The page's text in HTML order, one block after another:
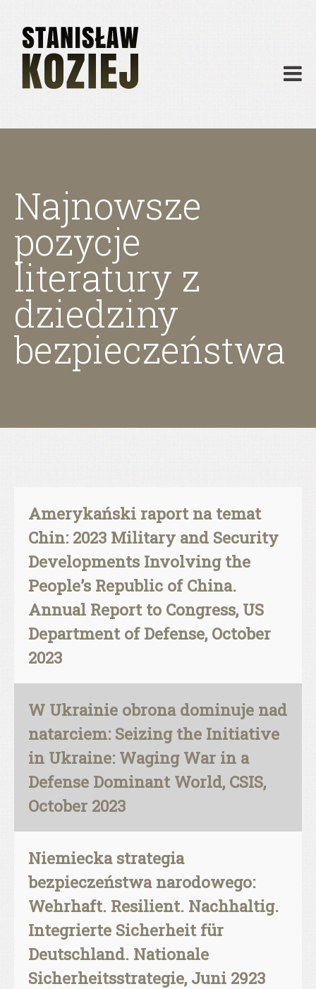
Publikacje
Działalność
Materiały dydaktyczne
Najnowsze
pozycje
literatury z
dziedziny
bezpieczeństwa
Amerykański raport na temat
Chin: 2023 Military and Security
Developments Involving the
People’s Republic of China.
Annual Report to Congress, US
Department of Defense, October
2023
W Ukrainie obrona dominuje nad
natarciem: Seizing the Initiative
in Ukraine: Waging War in a
Defense Dominant World, CSIS,
October 2023
Niemiecka strategia
bezpieczeństwa narodowego:
Wehrhaft. Resilient. Nachhaltig.
Integrierte Sicherheit für
Deutschland. Nationale
Sicherheitsstrategie, Juni 2923